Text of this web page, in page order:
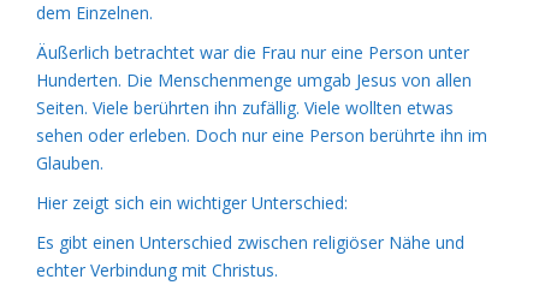
dem Einzelnen.
Äußerlich betrachtet war die Frau nur eine Person unter
Hunderten. Die Menschenmenge umgab Jesus von allen
Seiten. Viele berührten ihn zufällig. Viele wollten etwas
sehen oder erleben. Doch nur eine Person berührte ihn im
Glauben.
Hier zeigt sich ein wichtiger Unterschied:
Es gibt einen Unterschied zwischen religiöser Nähe und
echter Verbindung mit Christus.